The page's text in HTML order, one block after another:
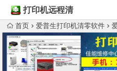
打印机远程清
零首页 爱普生打印机清零软件